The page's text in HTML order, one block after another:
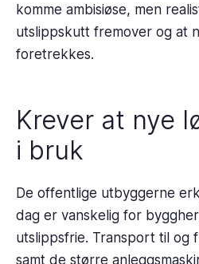
komme ambisiøse, men
utslippskutt fremover og at
foretrekkes.
Krever at nye
i bruk
De offentlige utbyggerne
dag er vanskelig for
utslippsfrie. Transport til og
samt de større